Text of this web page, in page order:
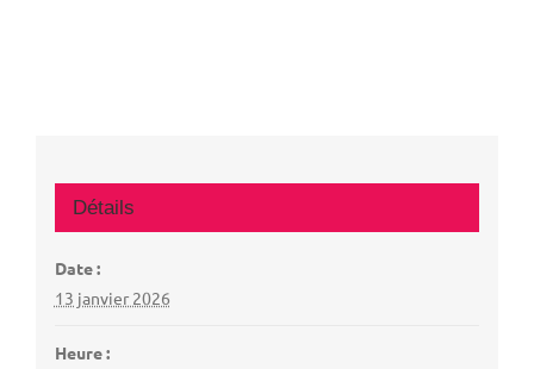
Détails
Date :
13 janvier 2026
Heure :